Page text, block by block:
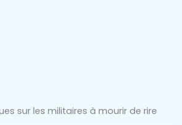
sur les militaires à mourir de rire